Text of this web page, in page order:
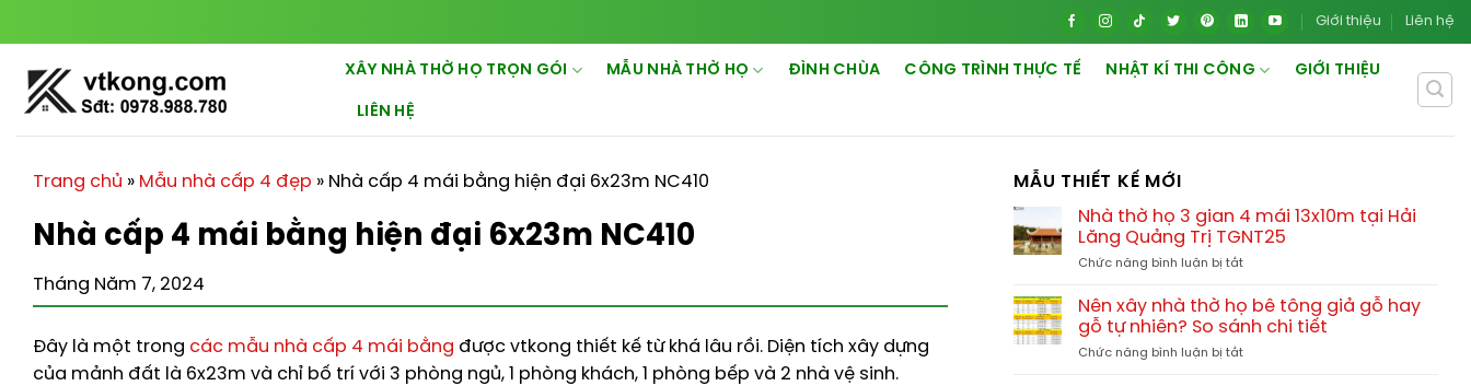
đến
dung
Giới thiệu Liên hệ
XÂY NHÀ THỜ HỌ TRỌN GÓI MẪU NHÀ THỜ HỌ ĐÌNH CHÙA CÔNG TRÌNH THỰC TẾ NHẬT KÍ THI CÔNG GIỚI THIỆU
LIÊN HỆ
Trang chủ » Mẫu nhà cấp 4 đẹp » Nhà cấp 4 mái bằng hiện đại 6x23m NC410
Nhà cấp 4 mái bằng hiện đại 6x23m NC410
Tháng Năm 7, 2024
Đây là một trong các mẫu nhà cấp 4 mái bằng được vtkong thiết kế từ khá lâu rồi. Diện tích xây dựng
của mảnh đất là 6x23m và chỉ bố trí với 3 phòng ngủ, 1 phòng khách, 1 phòng bếp và 2 nhà vệ sinh.
MẪU THIẾT KẾ MỚI
Nhà thờ họ 3 gian 4 mái 13x10m tại Hải
Lăng Quảng Trị TGNT25
Chức năng bình luận bị tắtở
thờ
họ
3
gian
Nên xây nhà thờ họ bê tông giả gỗ hay
gỗ tự nhiên? So sánh chi tiết
Chức năng bình luận bị tắtở